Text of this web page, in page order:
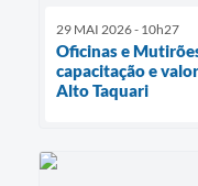
29 MAI 2026 - 10h27
Oficinas e
capacitação e
Alto Taquari